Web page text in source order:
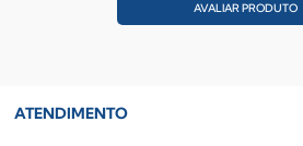
AVALIAR PRODUTO
ATENDIMENTO